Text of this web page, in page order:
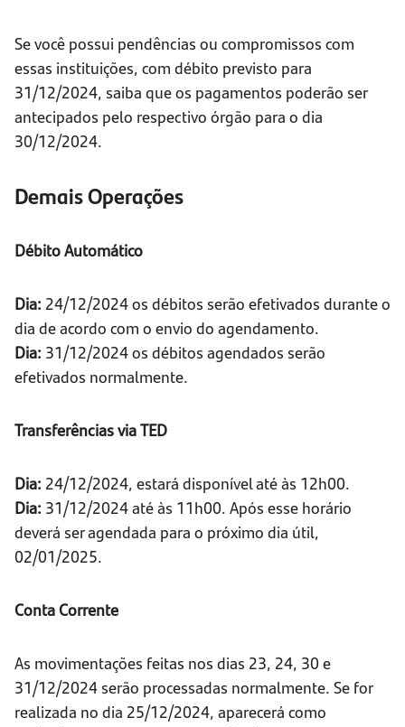
Se você possui pendências ou compromissos com
essas instituições, com débito previsto para
31/12/2024, saiba que os pagamentos poderão ser
antecipados pelo respectivo órgão para o dia
30/12/2024.
Demais Operações
Débito Automático
Dia: 24/12/2024 os débitos serão efetivados durante o
dia de acordo com o envio do agendamento.
Dia: 31/12/2024 os débitos agendados serão
efetivados normalmente.
Transferências via TED
Dia: 24/12/2024, estará disponível até às 12h00.
Dia: 31/12/2024 até às 11h00. Após esse horário
deverá ser agendada para o próximo dia útil,
02/01/2025.
Conta Corrente
As movimentações feitas nos dias 23, 24, 30 e
31/12/2024 serão processadas normalmente. Se for
realizada no dia 25/12/2024, aparecerá como